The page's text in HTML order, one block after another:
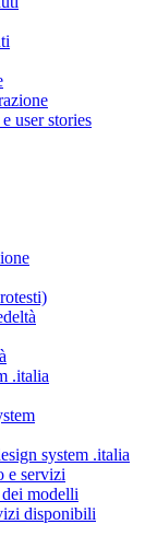
user stories
.italia
system .italia
e servizi
modelli
disponibili